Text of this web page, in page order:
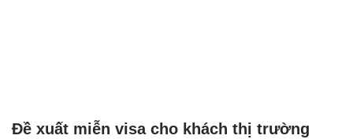
Đề xuất miễn visa cho khách thị trường